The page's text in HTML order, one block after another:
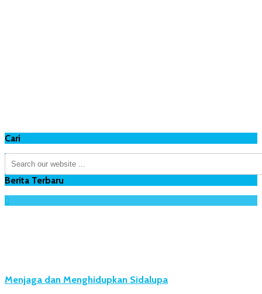
Cari
Berita Terbaru
Menjaga dan Menghidupkan Sidalupa